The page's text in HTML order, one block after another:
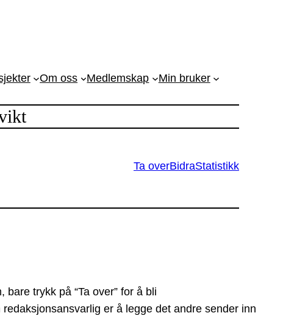
Om oss Medlemskap Min bruker
Ta overBidraStatistikk
trykk på “Ta over” for å bli
er å legge det andre sender inn